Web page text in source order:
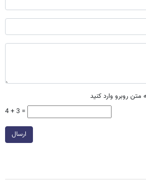
روبرو وارد کنید
4 + 3 =
ارسال